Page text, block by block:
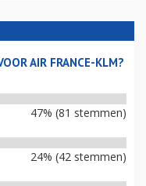
AIR FRANCE-KLM?
47% (81 stemmen)
24% (42 stemmen)